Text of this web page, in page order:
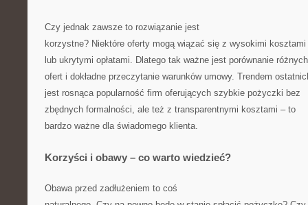
Czy jednak zawsze to rozwiązanie jest
korzystne? Niektóre oferty mogą wiązać się z wysokimi kosztami
lub ukrytymi opłatami. Dlatego tak ważne jest porównanie różnych
ofert i dokładne przeczytanie warunków umowy. Trendem
jest rosnąca popularność firm oferujących szybkie pożyczki bez
zbędnych formalności, ale też z transparentnymi kosztami – to
bardzo ważne dla świadomego klienta.
Korzyści i obawy – co warto wiedzieć?
Obawa przed zadłużeniem to coś